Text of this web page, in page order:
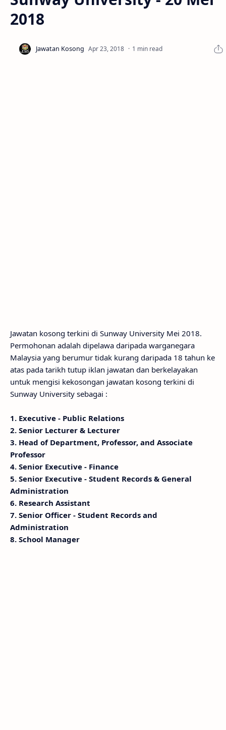
2018
1 min read
Jawatan kosong terkini di Sunway University Mei 2018.
Permohonan adalah dipelawa daripada warganegara
Malaysia yang berumur tidak kurang daripada 18 tahun ke
atas pada tarikh tutup iklan jawatan dan berkelayakan
untuk mengisi kekosongan jawatan kosong terkini di
Sunway University sebagai :
1. Executive - Public Relations
2. Senior Lecturer & Lecturer
3. Head of Department, Professor, and Associate
Professor
4. Senior Executive - Finance
5. Senior Executive - Student Records & General
Administration
6. Research Assistant
7. Senior Officer - Student Records and
Administration
8. School Manager